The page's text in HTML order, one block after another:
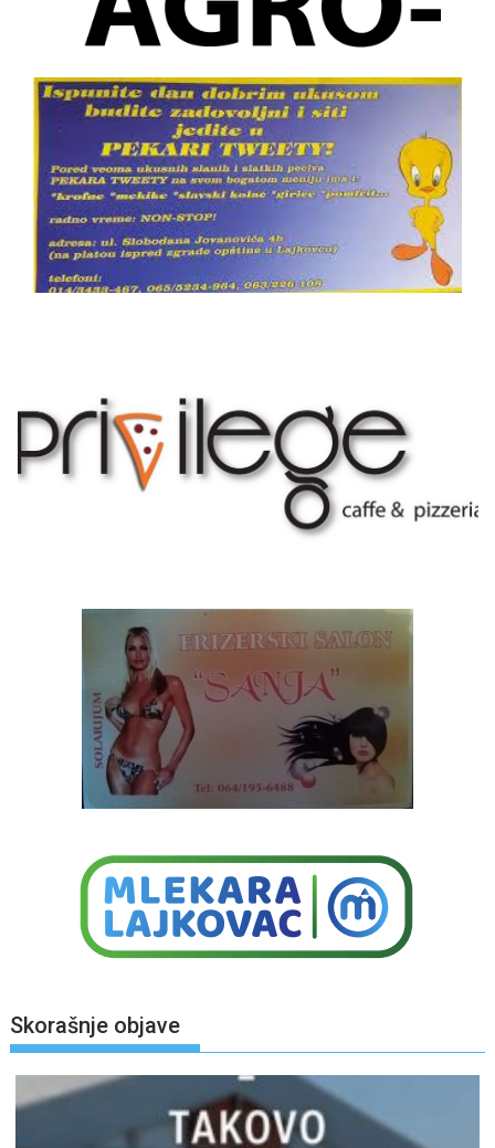
Skorašnje objave